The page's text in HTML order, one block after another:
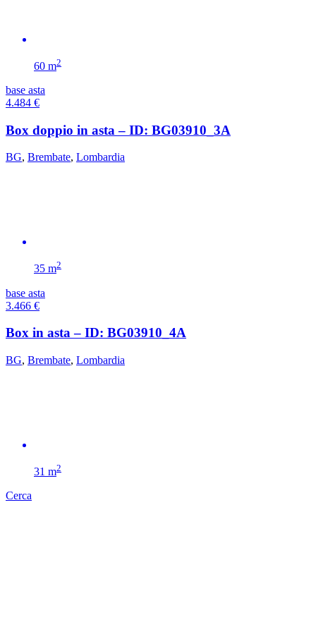
60 m2
base asta
4.484 €
Box doppio in asta – ID: BG03910_3A
BG, Brembate, Lombardia
35 m2
base asta
3.466 €
Box in asta – ID: BG03910_4A
BG, Brembate, Lombardia
31 m2
Cerca